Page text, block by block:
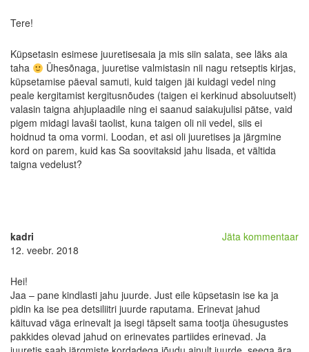
Tere!
Küpsetasin esimese juuretisesaia ja mis siin salata, see läks aia
taha
Ühesõnaga, juuretise valmistasin nii nagu retseptis kirjas,
küpsetamise päeval samuti, kuid taigen jäi kuidagi vedel ning
peale kergitamist kergitusnõudes (taigen ei kerkinud absoluutselt)
valasin taigna ahjuplaadile ning ei saanud saiakujulisi pätse, vaid
pigem midagi lavaši taolist, kuna taigen oli nii vedel, siis ei
hoidnud ta oma vormi. Loodan, et asi oli juuretises ja järgmine
kord on parem, kuid kas Sa soovitaksid jahu lisada, et vältida
taigna vedelust?
Jäta kommentaar
kadri
12. veebr. 2018
Hei!
Jaa – pane kindlasti jahu juurde. Just eile küpsetasin ise ka ja
pidin ka ise pea detsiliitri juurde raputama. Erinevat jahud
käituvad väga erinevalt ja isegi täpselt sama tootja ühesugustes
pakkides olevad jahud on erinevates partiides erinevad. Ja